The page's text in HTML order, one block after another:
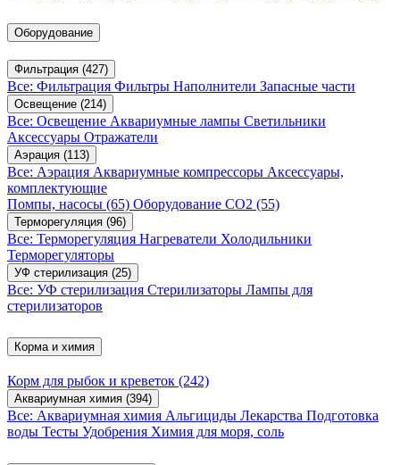
Оборудование
Фильтрация (427)
Все: Фильтрация Фильтры Наполнители Запасные части
Освещение (214)
Все: Освещение Аквариумные лампы Светильники
Аксессуары Отражатели
Аэрация (113)
Все: Аэрация Аквариумные компрессоры Аксессуары,
комплектующие
Помпы, насосы (65) Оборудование CO2 (55)
Терморегуляция (96)
Все: Терморегуляция Нагреватели Холодильники
Терморегуляторы
УФ стерилизация (25)
Все: УФ стерилизация Стерилизаторы Лампы для
стерилизаторов
Корма и химия
Корм для рыбок и креветок (242)
Аквариумная химия (394)
Все: Аквариумная химия Альгициды Лекарства Подготовка
воды Тесты Удобрения Химия для моря, соль